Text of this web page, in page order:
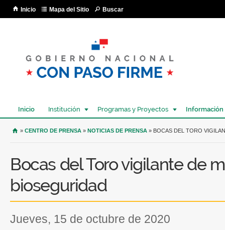
Inicio Mapa del Sitio Buscar
Inicio Institución Programas y Proyectos Información
USTED SE ENCUENTRA AQUÍ
» CENTRO DE PRENSA » NOTICIAS DE PRENSA » BOCAS DEL TORO
Bocas del Toro vigilante de
bioseguridad
jueves, 15 de octubre de 2020